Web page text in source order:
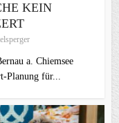
KEIN
a. Chiemsee
Planung für...